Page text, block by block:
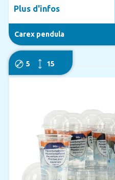
Carex pendula
Plus d'infos
5 15